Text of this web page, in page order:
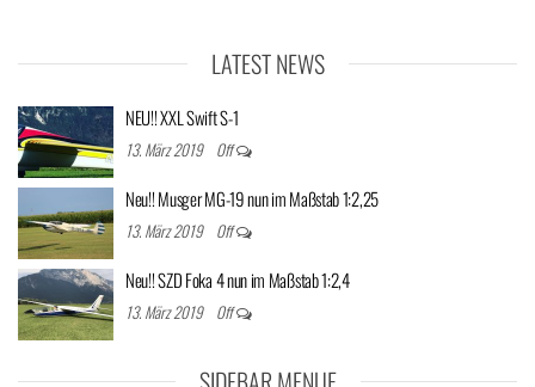
LATEST NEWS
NEU!! XXL Swift S-1
13. März 2019 Off
Neu!! Musger MG-19 nun im Maßstab 1:2,25
13. März 2019 Off
Neu!! SZD Foka 4 nun im Maßstab 1:2,4
13. März 2019 Off